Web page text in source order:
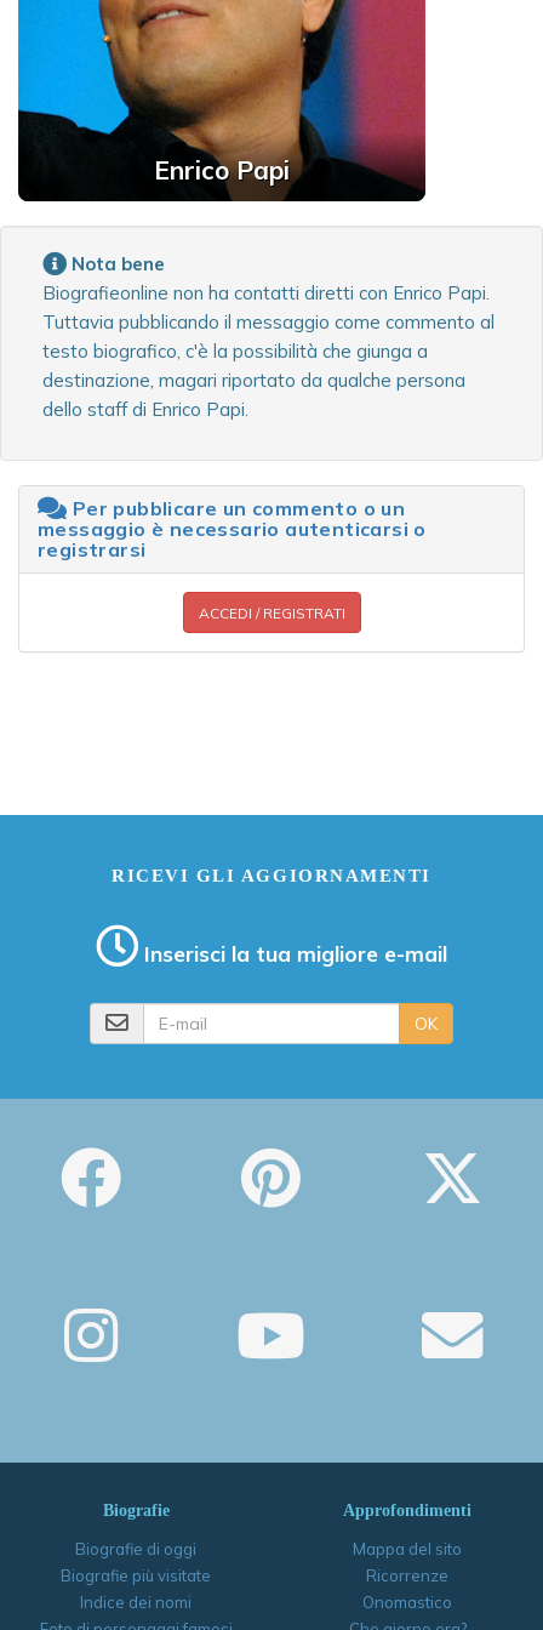
Enrico Papi
Nota bene
Biografieonline non ha contatti diretti con Enrico Papi.
Tuttavia pubblicando il messaggio come commento al
testo biografico, c'è la possibilità che giunga a
destinazione, magari riportato da qualche persona
dello staff di Enrico Papi.
Per pubblicare un commento o un
messaggio è necessario autenticarsi o
registrarsi
ACCEDI / REGISTRATI
RICEVI GLI AGGIORNAMENTI
Inserisci la tua migliore e-mail
OK
Biografie
Biografie di oggi
Biografie più visitate
Indice dei nomi
Approfondimenti
Mappa del sito
Ricorrenze
Onomastico